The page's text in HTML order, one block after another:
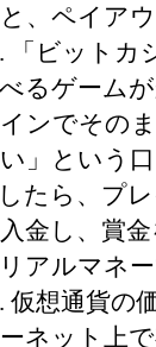
、ペイア
「ビットカ
るゲーム
ンでその
」という
たら、プ
金し、賞
アルマネ
仮想通貨の
ネット上